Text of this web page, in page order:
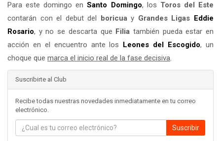
Para este domingo enSanto Domingo, los Toros del Este
contarán con el debut del
boricuay Grandes Ligas
Eddie
Rosario, y no se descarta que Filia también pueda estar en
acción en el encuentro ante los
Leones del Escogido, un
choque que marca el inicio real de la fase decisiva.
Suscribirte al Club
Recibe todas nuestras novedades inmediatamente en tu correo
electrónico.
Suscribir